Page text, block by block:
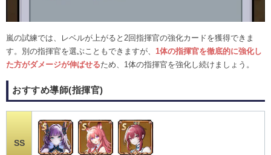
嵐の試練では、レベルが上がると2回指揮官の強化カードを獲得できま
す。別の指揮官を選ぶこともできますが、 1体の指揮官を徹底的に強化し
た方がダメージが伸ばせるため、1体の指揮官を強化し続けましょう。
おすすめ導師(指揮官)
SS